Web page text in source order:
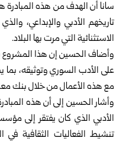
سانا أن الهدف من هذه
تاريخهم الأدبي والإبداعي،
الاستثنائية التي مرت بها البلاد.
وأضاف الحسين إن هذا المشروع
على الأدب السوري وتوثيقه، بما
مع هذه الأعمال من خلال بنك
وأشار الحسين إلى أن هذه
الأدبي الذي كان يفتقر إلى
تنشيط الفعاليات الثقافية في